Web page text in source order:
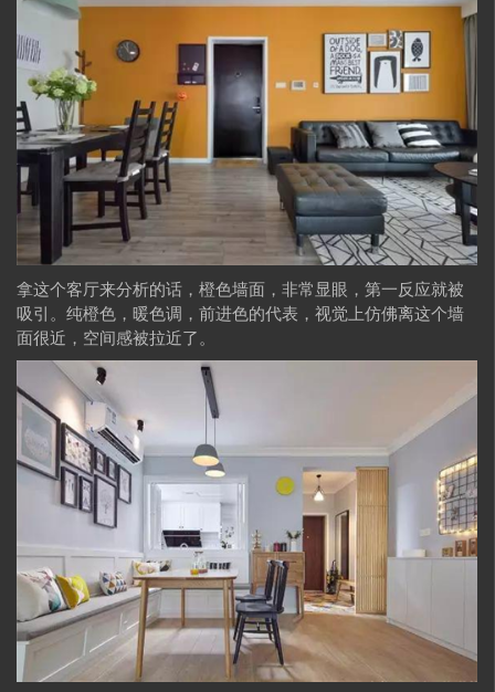
拿这个客厅来分析的话，橙色墙面，非常显眼，第一反应就被
吸引。纯橙色，暖色调，前进色的代表，视觉上仿佛离这个墙
面很近，空间感被拉近了。